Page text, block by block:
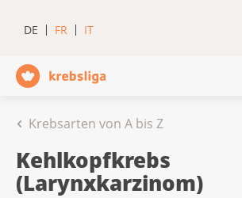
DE FR IT
Krebsarten von A bis Z
Kehlkopfkrebs
(Larynxkarzinom)